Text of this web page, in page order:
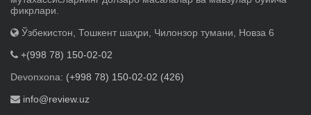
фикрлари.
Ўзбекистон, Тошкент шаҳри, Чилонзор тумани, Новза 6
+(998 78) 150-02-02
Devonxona: (+998 78) 150-02-02 (426)
info@review.uz